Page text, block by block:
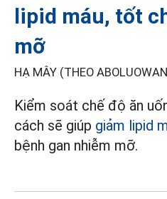
lipid máu, tốt
mỡ
HẠ MÂY (THEO
Kiểm soát chế độ ăn
cách sẽ giúp giảm lipid
bệnh gan nhiễm mỡ.